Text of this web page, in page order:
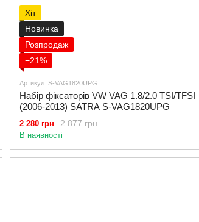
Хіт
Новинка
Розпродаж
−21%
Артикул: S-VAG1820UPG
Набір фіксаторів VW VAG 1.8/2.0 TSI/TFSI
(2006-2013) SATRA S-VAG1820UPG
2 877 грн
2 280 грн
В наявності